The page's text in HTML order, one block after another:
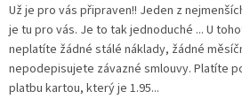
Už je pro vás připraven!! Jeden z
je tu pro vás. Je to tak jednoduché ... U
neplatíte žádné stálé náklady, žádné
nepodepisujete závazné smlouvy. Platíte
platbu kartou, který je 1.95...